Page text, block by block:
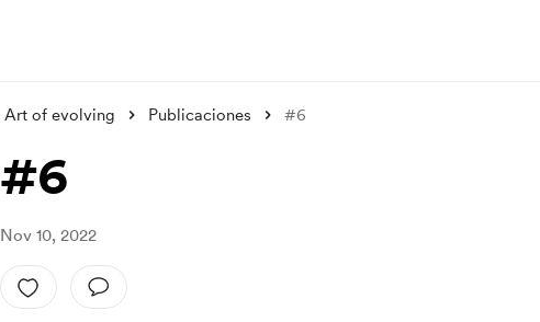
Art of evolving Publicaciones #6
#6
Nov 10, 2022